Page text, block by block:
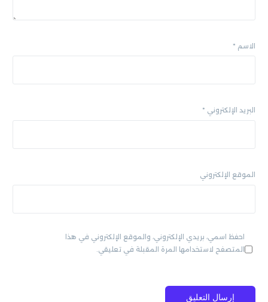
الاسم *
البريد الإلكتروني *
الموقع الإلكتروني
احفظ اسمي، بريدي الإلكتروني، والموقع الإلكتروني في هذا
المتصفح لاستخدامها المرة المقبلة في تعليقي.